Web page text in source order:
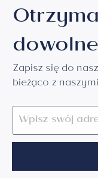
Zapisz się do
bieżąco z